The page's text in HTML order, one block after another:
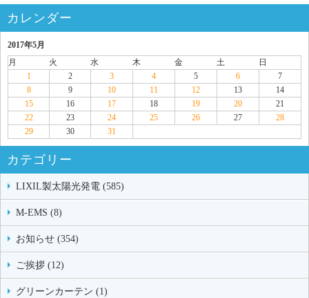
カレンダー
2017年5月
月
火 水 木 金 土
日
1
2 3 4 5 6
7
8
9 10 11 12 13
14
15
16 17 18 19 20
21
22
23 24 25 26 27
28
29
30 31
カテゴリー
LIXIL製太陽光発電 (585)
M-EMS (8)
お知らせ (354)
ご挨拶 (12)
グリーンカーテン (1)